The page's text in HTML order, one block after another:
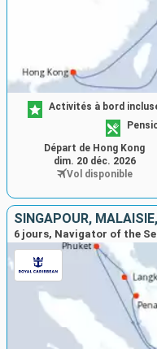
Activités à bord
Départ de Hong Kong
dim. 20 déc. 2026
Vol disponible
SINGAPOUR,
6 jours, Navigator of the